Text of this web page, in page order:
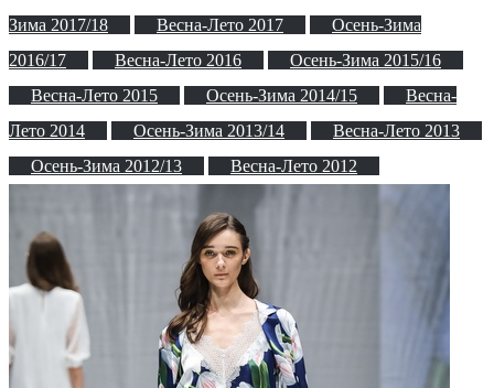
Зима 2017/18
Весна-Лето 2017
Осень-Зима
2016/17
Весна-Лето 2016
Осень-Зима 2015/16
Весна-Лето 2015
Осень-Зима 2014/15
Весна-
Лето 2014
Осень-Зима 2013/14
Весна-Лето 2013
Осень-Зима 2012/13
Весна-Лето 2012